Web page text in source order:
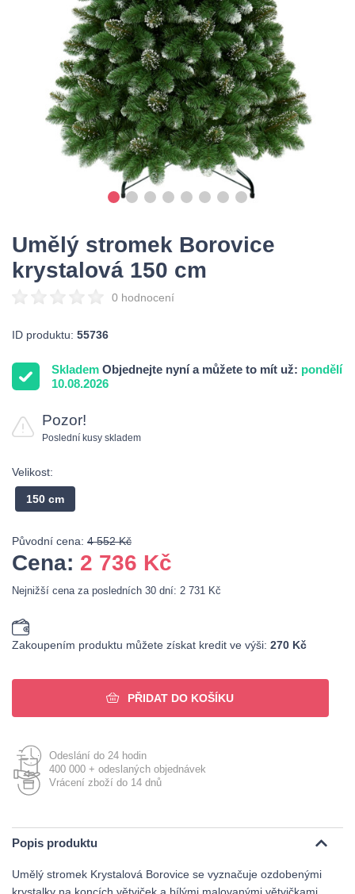
Umělý stromek Borovice
krystalová 150 cm
0 hodnocení
ID produktu: 55736
Skladem Objednejte nyní a můžete to mít už: pondělí
10.08.2026
Pozor!
Poslední kusy skladem
Velikost:
150 cm
Původní cena: 4 552 Kč
Cena: 2 736 Kč
Nejnižší cena za posledních 30 dní: 2 731 Kč
Zakoupením produktu můžete získat kredit ve výši: 270 Kč
PŘIDAT DO KOŠÍKU
Odeslání do 24 hodin
400 000 + odeslaných objednávek
Vrácení zboží do 14 dnů
Popis produktu
Umělý stromek Krystalová Borovice se vyznačuje ozdobenými